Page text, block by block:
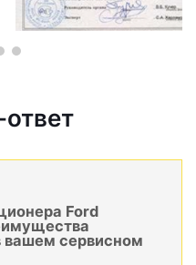
Ford
вашем сервисном